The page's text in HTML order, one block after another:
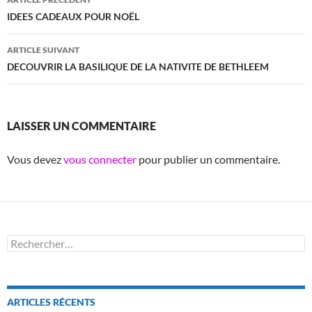
des
articles
IDEES CADEAUX POUR NOËL
ARTICLE SUIVANT
DECOUVRIR LA BASILIQUE DE LA NATIVITE DE BETHLEEM
LAISSER UN COMMENTAIRE
Vous devezvous connecter pour publier un commentaire.
Rechercher :
ARTICLES RÉCENTS